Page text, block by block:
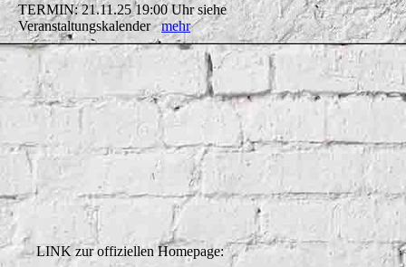
TERMIN: 21.11.25 19:00 Uhr siehe
Veranstaltungskalendermehr
LINK zur offiziellen Homepage: